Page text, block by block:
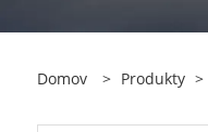
Domov > Produkty >